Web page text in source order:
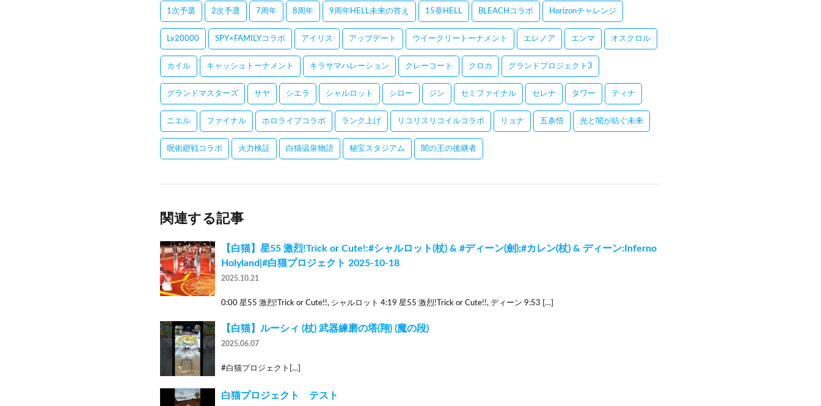
1次予選 2次予選 7周年 8周年 9周年HELL未来の答え 15章HELL BLEACHコラボ Horizonチャレンジ
Lv20000 SPY×FAMILYコラボ アイリス アップデート ウイークリートーナメント エレノア エンマ オスクロル
カイル キャッシュトーナメント キラサマハレーション クレーコート クロカ グランドプロジェクト3
グランドマスターズ サヤ シエラ シャルロット シロー ジン セミファイナル セレナ タワー ティナ
ニエル ファイナル ホロライブコラボ ランク上げ リコリスリコイルコラボ リョナ 五条悟 光と闇が紡ぐ未来
呪術廻戦コラボ 火力検証 白猫温泉物語 秘宝スタジアム 闇の王の後継者
関連する記事
【白猫】星55 激烈!Trick or Cute!:#シャルロット(杖) & #ディーン(劍);#カレン(杖) & ディーン:Inferno
Holyland|#白猫プロジェクト 2025-10-18
2025.10.21
0:00 星55 激烈!Trick or Cute!!, シャルロット 4:19 星55 激烈!Trick or Cute!!, ディーン 9:53 […]
【白猫】ルーシィ (杖) 武器練磨の塔(翔) (魔の段)
2025.06.07
#白猫プロジェクト[…]
白猫プロジェクト テスト